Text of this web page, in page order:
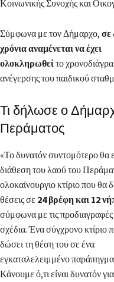
Κοινωνικής Συνοχής και
Σύμφωνα με τον Δήμαρχο, σε
χρόνια αναμένεται να έχει
ολοκληρωθείτο
ανέγερσης του παιδικού
Τι δήλωσε ο
Περάματος
«Το δυνατόν συντομότερο θα
διάθεση του λαού του
ολοκαίνουργιο κτίριο που θα
θέσεις σε 24 βρέφη και 12
σύμφωνα με τις προδιαγραφές
σχέδια. Ένα σύγχρονο κτίριο
δώσει τη θέση του σε ένα
εγκαταλελειμμένο
Κάνουμε ό,τι είναι δυνατόν